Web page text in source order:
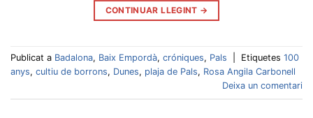
CONTINUAR LLEGINT →
Publicat a Badalona, Baix Empordà, cróniques, Pals Etiquetes 100
anys, cultiu de borrons, Dunes, plaja de Pals, Rosa Angila Carbonell
Deixa un comentari